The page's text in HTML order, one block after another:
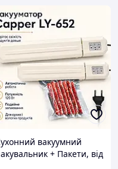
вакуумний
+ Пакети, від